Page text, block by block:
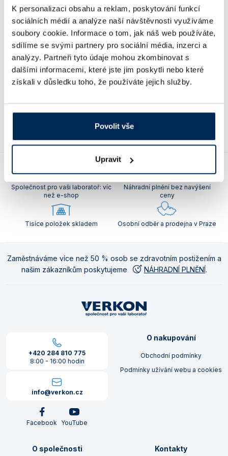
K personalizaci obsahu a reklam, poskytování funkcí
sociálních médií a analýze naší návštěvnosti využíváme
soubory cookie. Informace o tom, jak náš web používáte,
sdílíme se svými partnery pro sociální média, inzerci a
analýzy. Partneři tyto údaje mohou zkombinovat s
dalšími informacemi, které jste jim poskytli nebo které
získali v důsledku toho, že používáte jejich služby.
Povolit vše
Upravit
Fólie hliníková, alobal,
kruhové výseky
Průměr 29, 80, 100, 120, 130 a 150
mm. Síla 0,03 mm. Slouží pro rychlé
uzavření kádinek, hrdel
Erlenmeyerových baněk, láhví atd.
Balení 1000 ks.
Fólie hliníková, alobal,
Různé rozměry, tj. různá
délky, šířky a síly. Slouží pro
uzavření kádinek, hrdel
Erlenmeyerových baněk,
Společnost pro vaši laboratoř: víc
než e-shop
Náhradní plnění bez navýšení
ceny
Tisíce položek skladem Osobní odběr a prodejna v Praze
Zaměstnáváme více než 50 % osob se zdravotním postižením a
našim zákazníkům poskytujeme
NÁHRADNÍ PLNĚNÍ.
+420 284 810 775
8:00 - 16:00 hodin
info@verkon.cz
Facebook YouTube
O nakupování
Obchodní podmínky
Podmínky užívání webu a cookies
O společnosti Kontakty
Vlastnosti skla a porcelánu
Zkumavky
Zátky a uzávěry
Zkumavky a stojany
Vlastnosti plastů
Teploměry, vlhkoměry a další přístroje pro
měření prostředí (klimatu)
Titrátory
Turbidimetry (měření zákalu)
Váhy